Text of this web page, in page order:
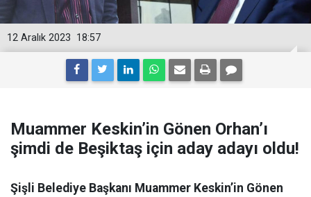
18:57
12 Aralık 2023
Muammer Keskin’in Gönen Orhan’ı
şimdi de Beşiktaş için aday adayı oldu!
Şişli Belediye Başkanı Muammer Keskin’in Gönen